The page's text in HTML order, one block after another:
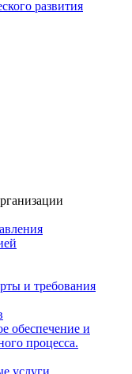
развития
и требования
обеспечение и
процесса.
услуги